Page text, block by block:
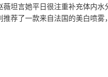
薇坦言她平日很注重补充体内
推荐了一款来自法国的美白喷雾